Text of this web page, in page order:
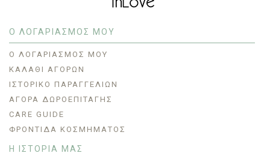
Ο ΛΟΓΑΡΙΑΣΜΟΣ ΜΟΥ
O ΛΟΓΑΡΙΑΣΜΌΣ ΜΟΥ
ΚΑΛΆΘΙ ΑΓΟΡΏΝ
ΙΣΤΟΡΙΚΌ ΠΑΡΑΓΓΕΛΙΏΝ
ΑΓΟΡΆ ΔΩΡΟΕΠΙΤΑΓΉΣ
CARE GUIDE
ΦΡΟΝΤΊΔΑ ΚΟΣΜΉΜΑΤΟΣ
Η ΙΣΤΟΡΙΑ ΜΑΣ